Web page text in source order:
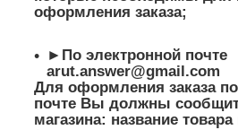
оформления заказа;
►По электронной почте
arut.answer@gmail.com
Для оформления заказа
почте Вы должны
магазина: название